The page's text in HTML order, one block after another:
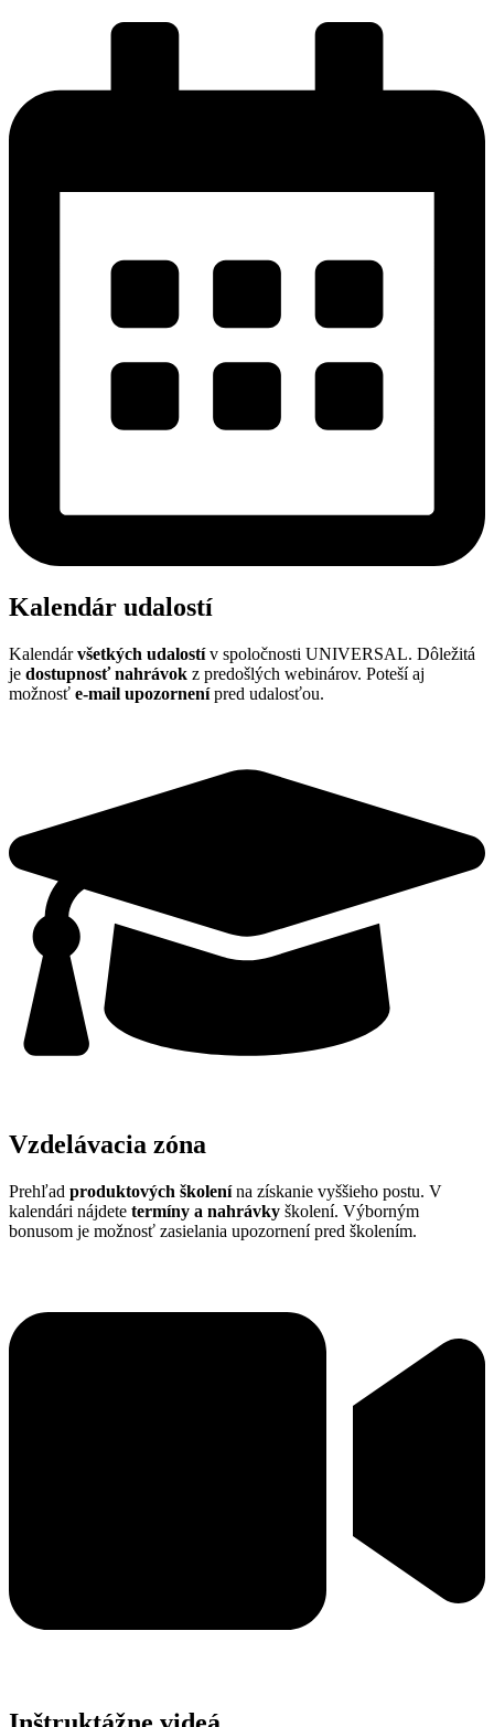
Kalendár udalostí
Kalendárvšetkých udalostív spoločnosti UNIVERSAL. Dôležitá
je dostupnosť nahrávok z predošlých webinárov. Poteší aj
možnosť e-mail upozornenípred udalosťou.
Vzdelávacia zóna
Prehľad produktových školenína získanie vyššieho postu. V
kalendári nájdete termíny a nahrávky školení. Výborným
bonusom je možnosť zasielania upozornení pred školením.